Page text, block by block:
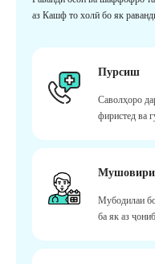
аз Кашф то холӣ бо як
Пурсиш
Саволҳоро
фиристед ва
Мушовири
Мубодилаи
ба як аз